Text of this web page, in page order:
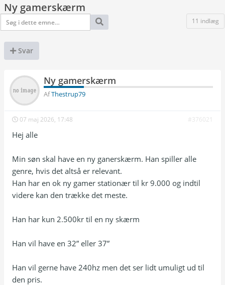
Ny gamerskærm
11 indlæg
Svar
Ny gamerskærm
AfThestrup79
07 maj 2026, 17:48 #376021
Hej alle
Min søn skal have en ny ganerskærm. Han spiller alle
genre, hvis det altså er relevant.
Han har en ok ny gamer stationær til kr 9.000 og indtil
videre kan den trække det meste.
Han har kun 2.500kr til en ny skærm
Han vil have en 32” eller 37”
Han vil gerne have 240hz men det ser lidt umuligt ud til
den pris.